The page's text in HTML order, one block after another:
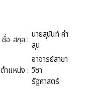
ชื่อ-สกุล : นายสุนันท์ คำ
ลุน
ตำแหน่ง :
อาจารย์สาขา
วิชา
รัฐศาสตร์